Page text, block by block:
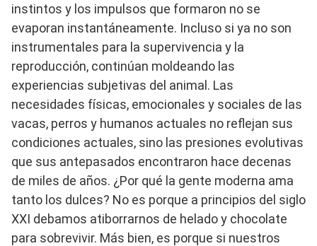
instintos y los impulsos que formaron no se
evaporan instantáneamente. Incluso si ya no son
instrumentales para la supervivencia y la
reproducción, continúan moldeando las
experiencias subjetivas del animal. Las
necesidades físicas, emocionales y sociales de las
vacas, perros y humanos actuales no reflejan sus
condiciones actuales, sino las presiones evolutivas
que sus antepasados ​​encontraron hace decenas
de miles de años. ¿Por qué la gente moderna ama
tanto los dulces? No es porque a principios del siglo
XXI debamos atiborrarnos de helado y chocolate
para sobrevivir. Más bien, es porque si nuestros